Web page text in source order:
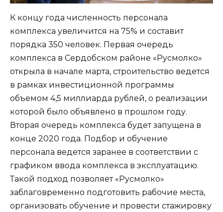
К концу года численность персонала
комплекса увеличится на 75% и составит
порядка 350 человек. Первая очередь
комплекса в Сердобском районе «Русмолко»
открыла в начале марта, строительство ведется
в рамках инвестиционной программы
объемом 4,5 миллиарда рублей, о реализации
которой было объявлено в прошлом году.
Вторая очередь комплекса будет запущена в
конце 2020 года. Подбор и обучение
персонала ведется заранее в соответствии с
графиком ввода комплекса в эксплуатацию.
Такой подход позволяет «Русмолко»
заблаговременно подготовить рабочие места,
организовать обучение и провести стажировку